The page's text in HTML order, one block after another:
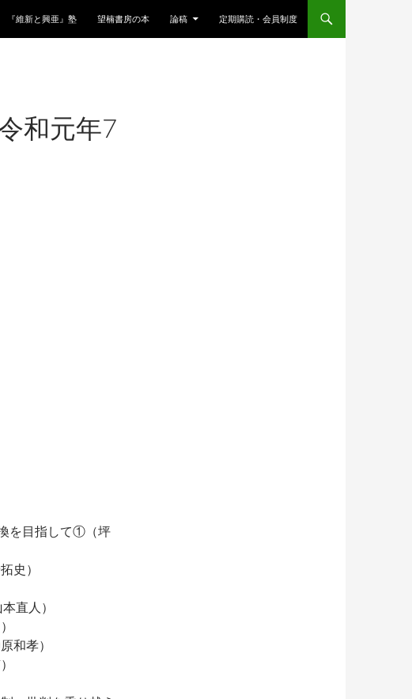
『維新と興亜』塾 望楠書房の本 論稿 定期購読・会員制度
和元年7
を目指して①（坪
史）
直人）
和孝）